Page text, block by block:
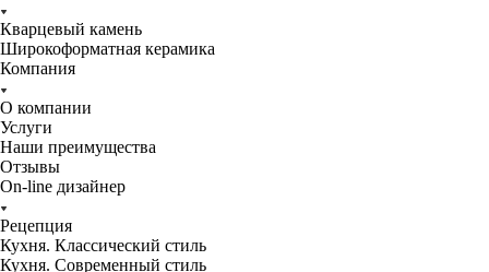
Кварцевый камень
Широкоформатная керамика
Компания
О компании
Услуги
Наши преимущества
Отзывы
On-line дизайнер
Рецепция
Кухня. Классический стиль
Кухня. Современный стиль